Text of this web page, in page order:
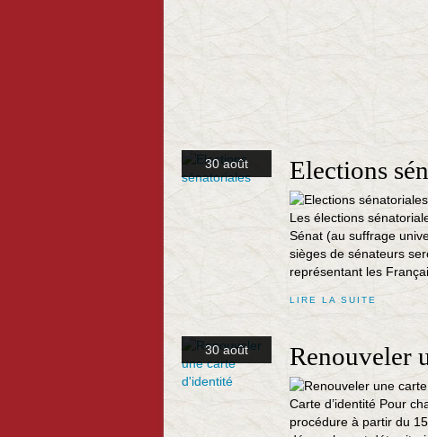
30 août Elections
Les élections
Sénat (au suffrage
sièges de sénateurs
représentant les
LIRE LA SUITE
30 août Renouveler
Carte d’identité Pour
procédure à partir du